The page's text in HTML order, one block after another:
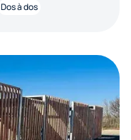
Dos à dos